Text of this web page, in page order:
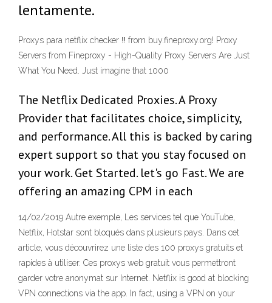
lentamente.
Proxys para netflix checker ‼ from buy.fineproxy.org! Proxy
Servers from Fineproxy - High-Quality Proxy Servers Are Just
What You Need. Just imagine that 1000
The Netflix Dedicated Proxies. A Proxy
Provider that facilitates choice, simplicity,
and performance. All this is backed by caring
expert support so that you stay focused on
your work. Get Started. let's go Fast. We are
offering an amazing CPM in each
14/02/2019 Autre exemple, Les services tel que YouTube,
Netflix, Hotstar sont bloqués dans plusieurs pays. Dans cet
article, vous découvrirez une liste des 100 proxys gratuits et
rapides à utiliser. Ces proxys web gratuit vous permettront
garder votre anonymat sur Internet. Netflix is good at blocking
VPN connections via the app. In fact, using a VPN on your